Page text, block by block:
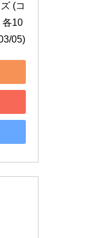
(コ
各10
05)